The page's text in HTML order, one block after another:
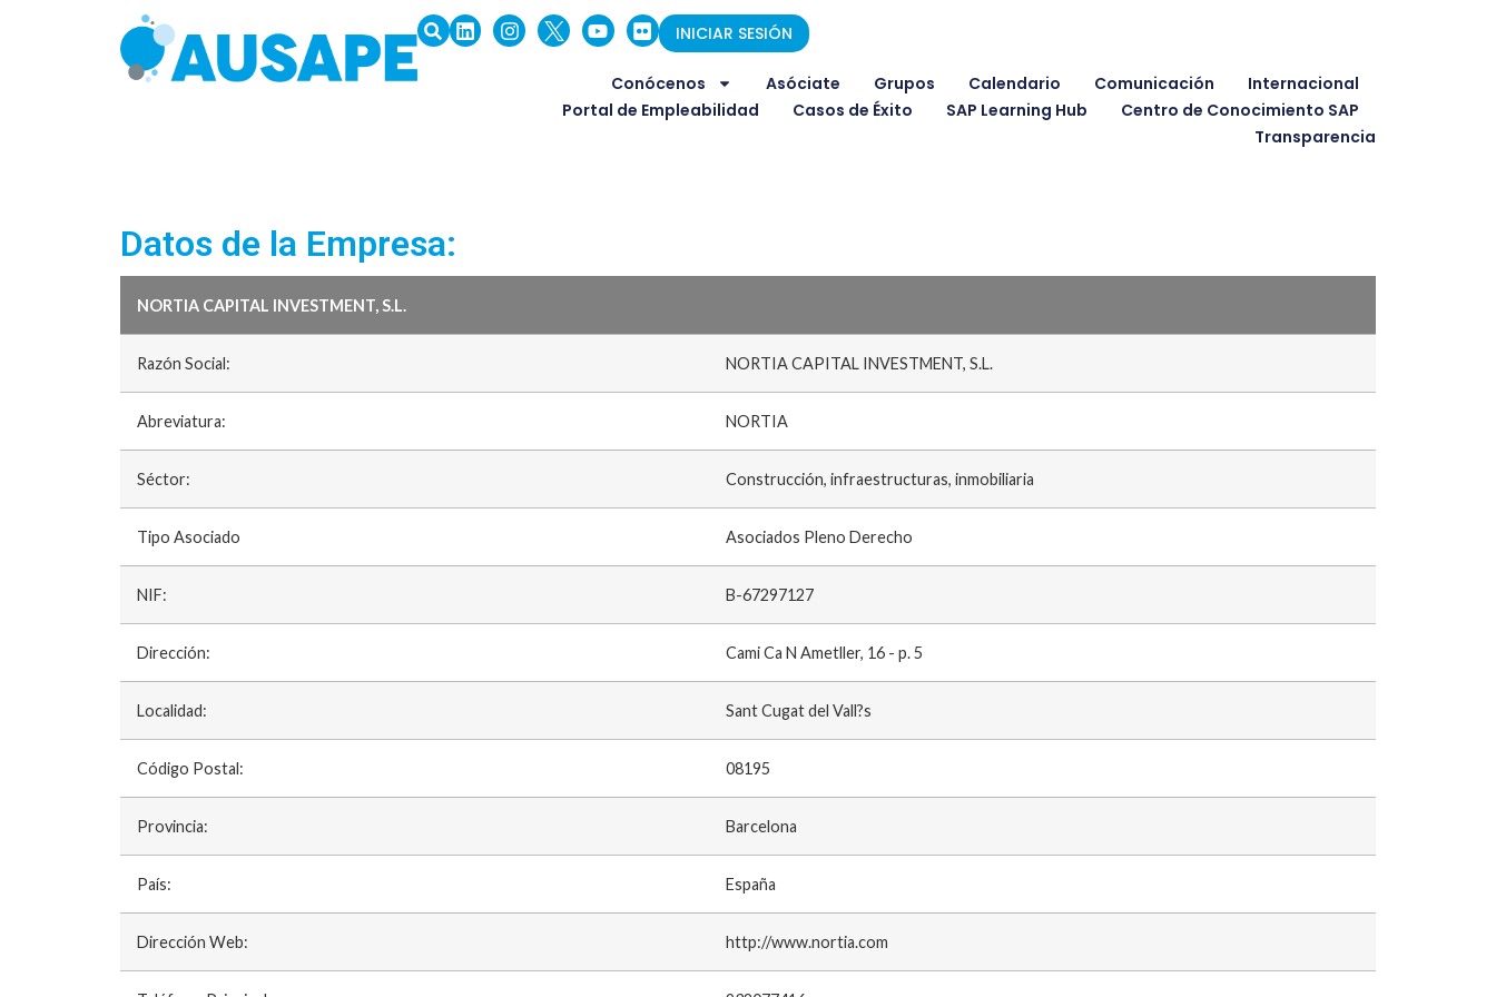
INICIAR SESIÓN
Conócenos Asóciate Grupos Calendario Comunicación
Internacional
Portal de Empleabilidad
Casos de Éxito SAP Learning Hub
Centro de Conocimiento SAP
Transparencia
Datos de la Empresa:
NORTIA CAPITAL INVESTMENT, S.L.
Razón Social: NORTIA CAPITAL INVESTMENT, S.L.
Abreviatura: NORTIA
Séctor: Construcción, infraestructuras, inmobiliaria
Tipo Asociado Asociados Pleno Derecho
NIF: B-67297127
Dirección: Cami Ca N Ametller, 16 - p. 5
Localidad: Sant Cugat del Vall?s
Código Postal: 08195
Provincia: Barcelona
País: España
Dirección Web: http://www.nortia.com